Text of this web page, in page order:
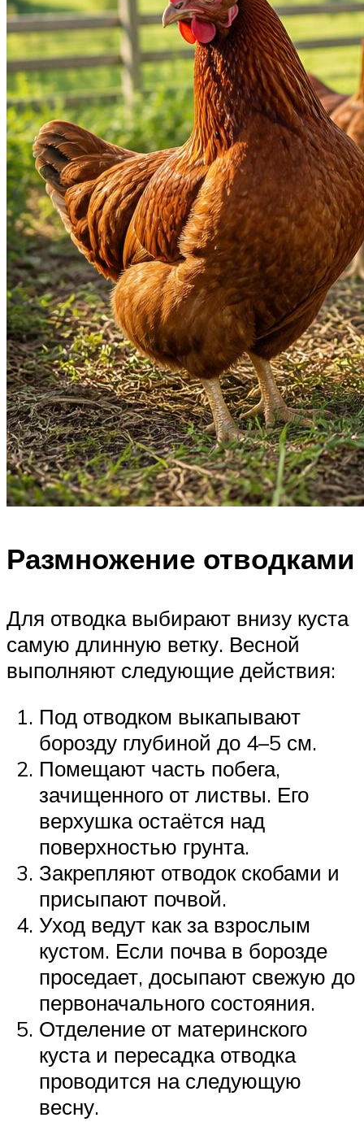
Размножение отводками
Для отводка выбирают внизу куста
самую длинную ветку. Весной
выполняют следующие действия:
Под отводком выкапывают
борозду глубиной до 4–5 см.
Помещают часть побега,
зачищенного от листвы. Его
верхушка остаётся над
поверхностью грунта.
Закрепляют отводок скобами и
присыпают почвой.
Уход ведут как за взрослым
кустом. Если почва в борозде
проседает, досыпают свежую до
первоначального состояния.
Отделение от материнского
куста и пересадка отводка
проводится на следующую
весну.